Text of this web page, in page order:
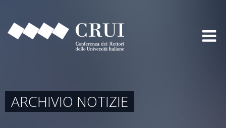
ARCHIVIO NOTIZIE